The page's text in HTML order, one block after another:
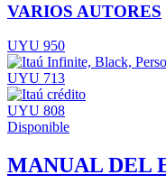
VARIOS AUTORES
UYU 950
UYU 713
UYU 808
Disponible
MANUAL DEL